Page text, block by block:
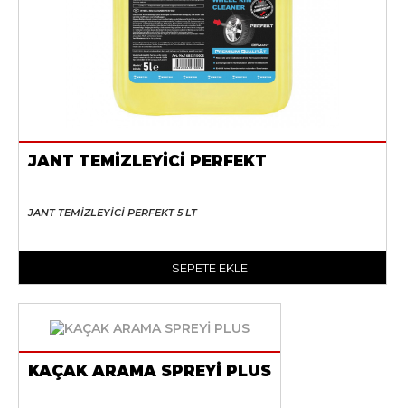
JANT TEMİZLEYİCİ PERFEKT
JANT TEMİZLEYİCİ PERFEKT 5 LT
SEPETE EKLE
KAÇAK ARAMA SPREYİ PLUS